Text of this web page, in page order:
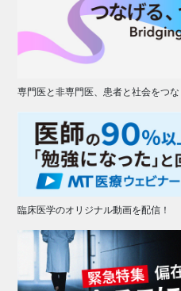
専門医と非専門医、患者と社会をつ
臨床医学のオリジナル動画を配信！